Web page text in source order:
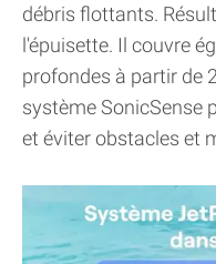
débris flottants.
l'épuisette. Il couvre
profondes à partir de
système SonicSense
et éviter obstacles et